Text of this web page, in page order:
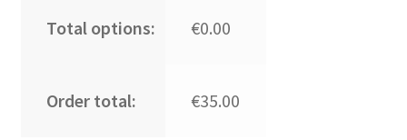
Total options: €0.00
Order total: €35.00